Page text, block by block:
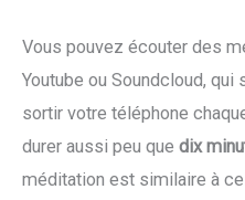
Vous pouvez écouter des
Youtube ou Soundcloud,
sortir votre téléphone
durer aussi peu que dix
méditation est similaire à